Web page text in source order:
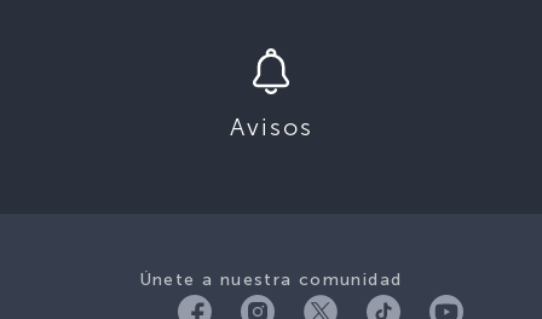
Avisos
Únete a nuestra comunidad